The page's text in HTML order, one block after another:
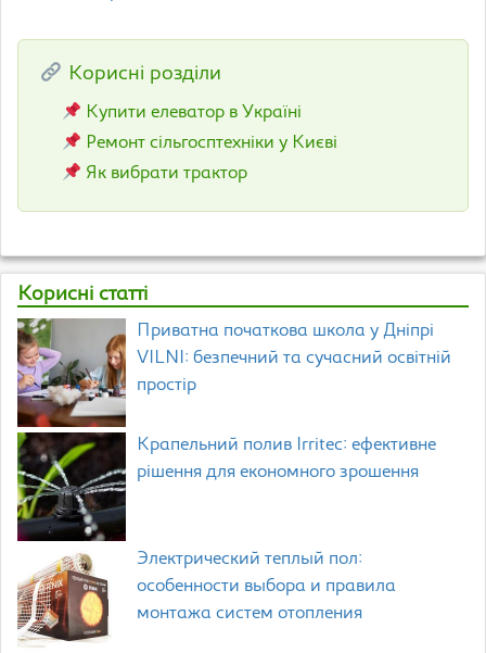
Корисні розділи
Купити елеватор в Україні
Ремонт сільгосптехніки у Києві
Як вибрати трактор
Корисні статті
Приватна початкова школа у Дніпрі
VILNI: безпечний та сучасний освітній
простір
Крапельний полив Irritec: ефективне
рішення для економного зрошення
Электрический теплый пол:
особенности выбора и правила
монтажа систем отопления